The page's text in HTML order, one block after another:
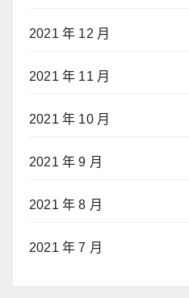
2021 年 12 月
2021 年 11 月
2021 年 10 月
2021 年 9 月
2021 年 8 月
2021 年 7 月